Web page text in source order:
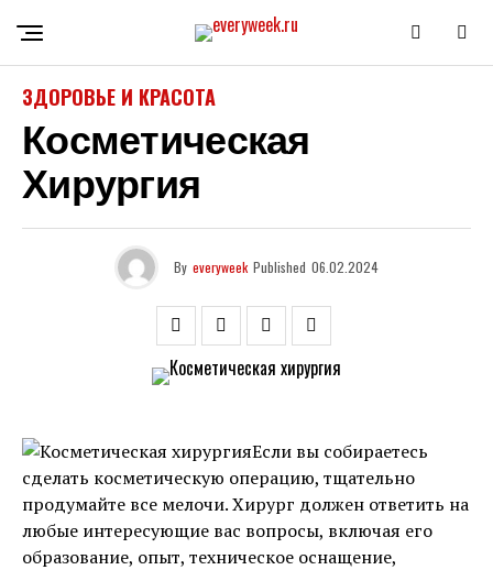
ЗДОРОВЬЕ И КРАСОТА
Косметическая
Хирургия
By everyweek Published 06.02.2024
Если вы собираетесь
сделать косметическую операцию, тщательно
продумайте все мелочи. Хирург должен ответить на
любые интересующие вас вопросы, включая его
образование, опыт, техническое оснащение,